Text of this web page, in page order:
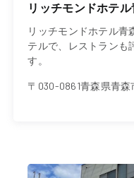
リッチモンドホテル
リッチモンドホテル青
テルで、レストランも
す。
〒030-0861青森県青森